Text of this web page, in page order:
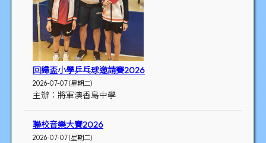
回歸盃小學乒乓球邀請賽2026
2026-07-07 (星期二)
主辦：將軍澳香島中學
聯校音樂大賽2026
2026-07-07 (星期二)